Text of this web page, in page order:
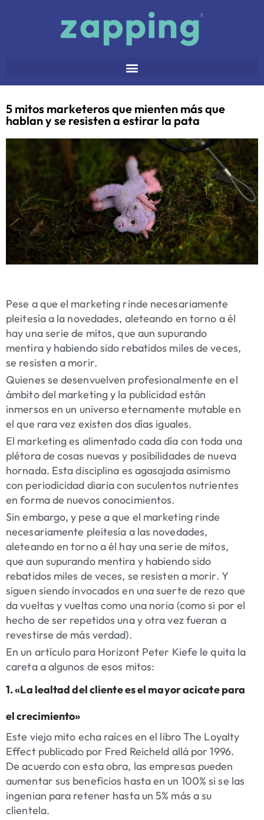
5 mitos marketeros que mienten más que
hablan y se resisten a estirar la pata
Pese a que el marketing rinde necesariamente
pleitesía a la novedades, aleteando en torno a él
hay una serie de mitos, que aun supurando
mentira y habiendo sido rebatidos miles de veces,
se resisten a morir.
Quienes se desenvuelven profesionalmente en el
ámbito del marketing y la publicidad están
inmersos en un universo eternamente mutable en
el que rara vez existen dos días iguales.
El marketing es alimentado cada día con toda una
plétora de cosas nuevas y posibilidades de nueva
hornada. Esta disciplina es agasajada asimismo
con periodicidad diaria con suculentos nutrientes
en forma de nuevos conocimientos.
Sin embargo, y pese a que el marketing rinde
necesariamente pleitesía a las novedades,
aleteando en torno a él hay una serie de mitos,
que aun supurando mentira y habiendo sido
rebatidos miles de veces, se resisten a morir. Y
siguen siendo invocados en una suerte de rezo que
da vueltas y vueltas como una noria (como si por el
hecho de ser repetidos una y otra vez fueran a
revestirse de más verdad).
En un artículo para HorizontPeter Kiefe le quita la
careta a algunos de esos mitos:
1. «La lealtad del cliente es el mayor acicate para
el crecimiento»
Este viejo mito echa raíces en el libroThe Loyalty
Effectpublicado por Fred Reicheld allá por 1996.
De acuerdo con esta obra, las empresas pueden
aumentar sus beneficios hasta en un 100% si se las
ingenian para retener hasta un 5% más a su
clientela.